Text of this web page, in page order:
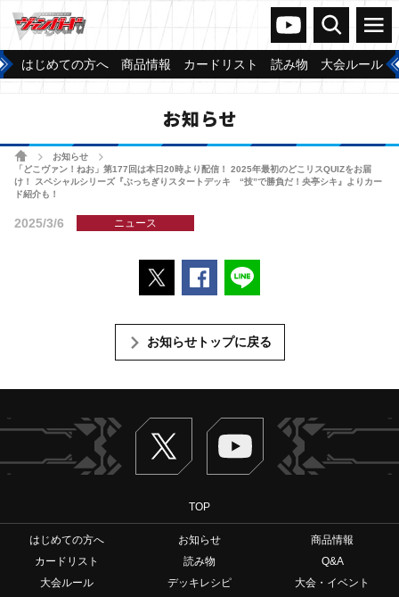
ヴァンガードch
検索 メニュー
はじめての方へ 商品情報 カードリスト 読み物 大会ルール
お知らせ
ホームお知らせ
「どこヴァン！ねお」第177回は本日20時より配信！ 2025年最初のどこリスQUIZをお届
け！ スペシャルシリーズ『ぶっちぎりスタートデッキ “技”で勝負だ！央亭シキ』よりカー
ド紹介も！
2025/3/6 ニュース
ポストするFacebookでシェアする
お知らせトップに戻る
Twitter ヴァンガードch
TOP
はじめての方へ お知らせ
商品情報
カードリスト
読み物
Q&A
大会ルール
デッキレシピ
大会・イベント